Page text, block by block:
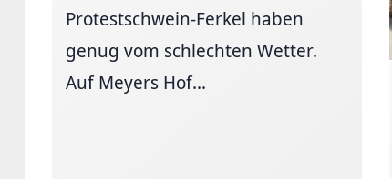
Protestschwein-Ferkel haben
genug vom schlechten Wetter.
Auf Meyers Hof...